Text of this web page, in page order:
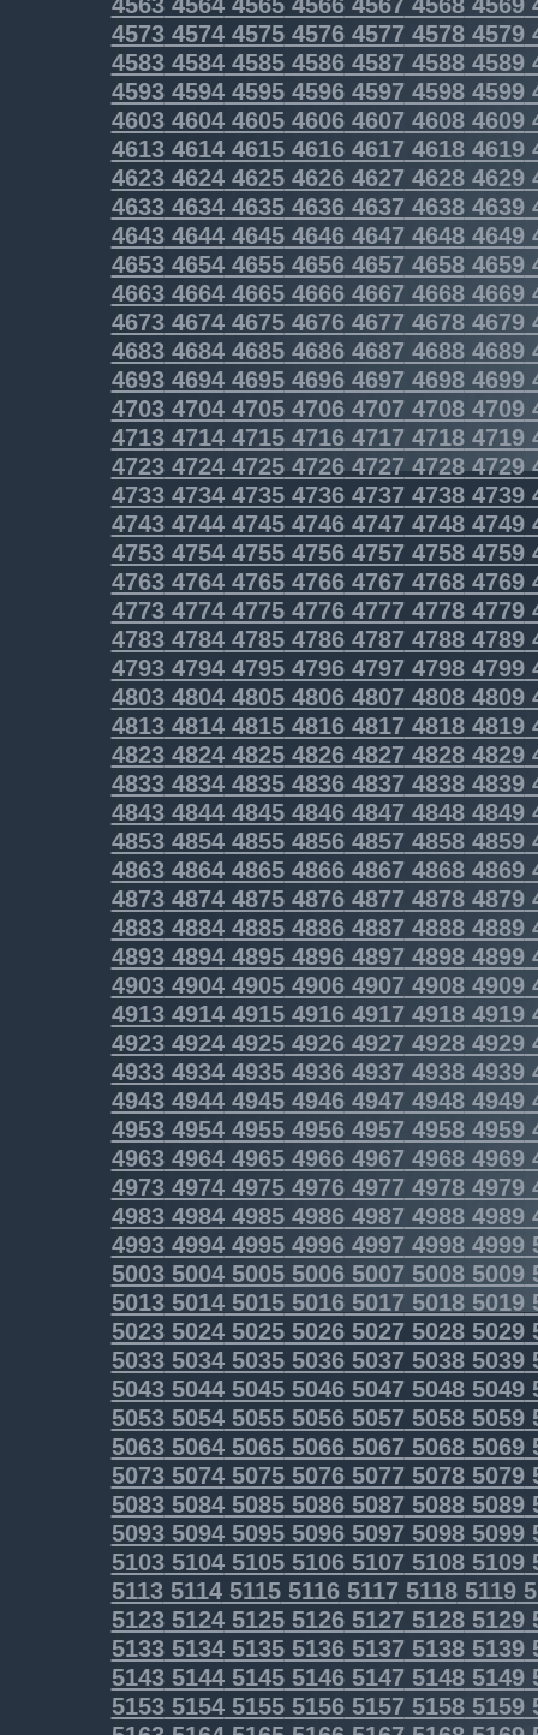
4573457445754576457745784579
4583458445854586458745884589
4593459445954596459745984599
46034604460546064607 46084609
46134614461546164617 46184619
46234624462546264627 46284629
4633463446354636463746384639
4643464446454646464746484649
4653465446554656465746584659
46634664466546664667 46684669
46734674467546764677 46784679
46834684468546864687 46884689
46934694469546964697 46984699
47034704470547064707 47084709
47134714471547164717 47184719
4723472447254726472747284729
4733473447354736473747384739
4743474447454746474747484749
4753475447554756475747584759
4763476447654766476747684769
4773477447754776477747784779
4783478447854786478747884789
4793479447954796479747984799
4803480448054806480748084809
4813481448154816481748184819
4823482448254826482748284829
4833483448354836483748384839
4843484448454846484748484849
4853485448554856485748584859
4863486448654866486748684869
4873487448754876487748784879
4883488448854886488748884889
4893489448954896489748984899
49034904490549064907 49084909
49134914491549164917 49184919
4923492449254926492749284929
49334934493549364937 49384939
49434944494549464947 49484949
49534954495549564957 49584959
49634964496549664967 49684969
49734974497549764977 49784979
49834984498549864987 49884989
49934994499549964997 49984999
50035004500550065007 50085009
50135014501550165017 50185019
5023502450255026502750285029
5033503450355036503750385039
5043504450455046504750485049
5053505450555056505750585059
5063506450655066506750685069
5073507450755076507750785079
5083508450855086508750885089
5093509450955096509750985099
5103510451055106510751085109
5113511451155116511751185119
5123512451255126512751285129
5133513451355136513751385139
5143514451455146514751485149
5153515451555156515751585159